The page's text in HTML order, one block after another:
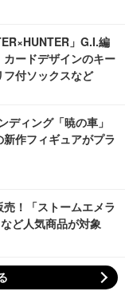
」G.I.編
カードデザインのキー
フ付ソックスなど
ディング「暁の車」
作フィギュアがプラ
！「ストームエメラ
ど人気商品が対象